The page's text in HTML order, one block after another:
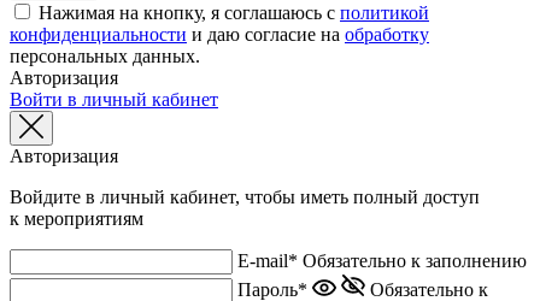
Нажимая на кнопку, я соглашаюсь с политикой
конфиденциальности и даю согласие на обработку
персональных данных.
Авторизация
Войти в личный кабинет
Авторизация
Войдите в личный кабинет, чтобы иметь полный доступ
к мероприятиям
E-mail* Обязательно к заполнению
Пароль*
Обязательно к